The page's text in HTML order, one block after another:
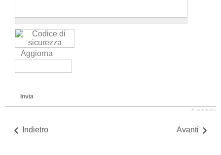
Aggiorna
Invia
JComments
Indietro Avanti